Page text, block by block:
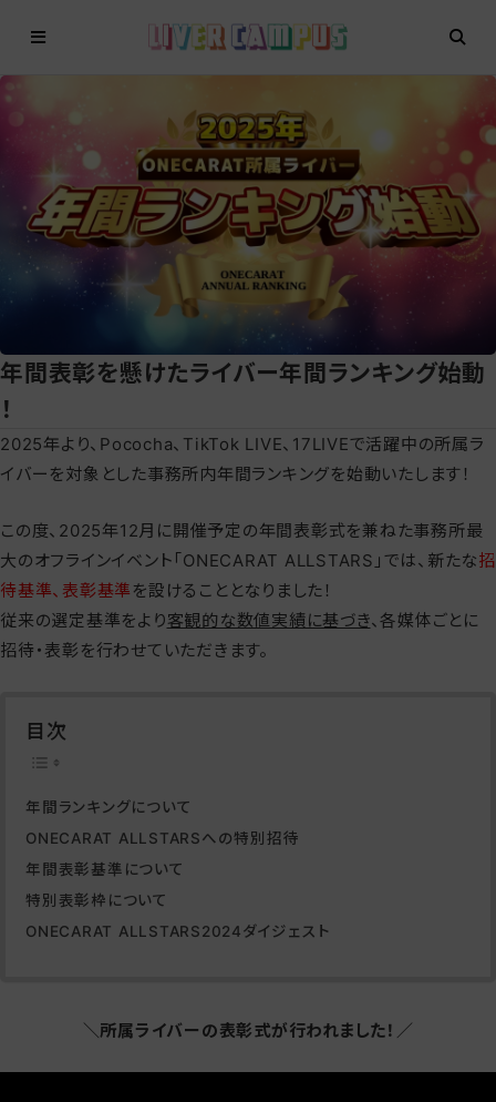
年間表彰を懸けたライバー年間ランキング始動
！
2025年より、Pococha、TikTok LIVE、17LIVEで活躍中の所属ラ
イバーを対象とした事務所内年間ランキングを始動いたします！
この度、 2025年12月に開催予定の年間表彰式を兼ねた事務所最
大のオフラインイベント「 ONECARAT ALLSTARS 」では、新たな招
待基準、表彰基準 を設けることとなりました！
従来の選定基準をより客観的な数値実績に基づき、各媒体ごとに
招待・表彰を行わせていただきます。
目次
年間ランキングについて
ONECARAT ALLSTARSへの特別招待
年間表彰基準について
特別表彰枠について
ONECARAT ALLSTARS2024ダイジェスト
＼所属ライバーの表彰式が行われました！／